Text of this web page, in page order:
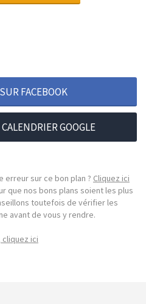
FACEBOOK
GOOGLE
erreur sur ce bon plan ? Cliquez ici
que nos bons plans soient les plus
toutefois de vérifier les
avant de vous y rendre.
cliquez ici